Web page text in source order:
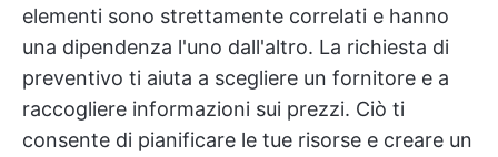
elementi sono strettamente correlati e hanno
una dipendenza l'uno dall'altro. La richiesta di
preventivo ti aiuta a scegliere un fornitore e a
raccogliere informazioni sui prezzi. Ciò ti
consente di pianificare le tue risorse e creare un